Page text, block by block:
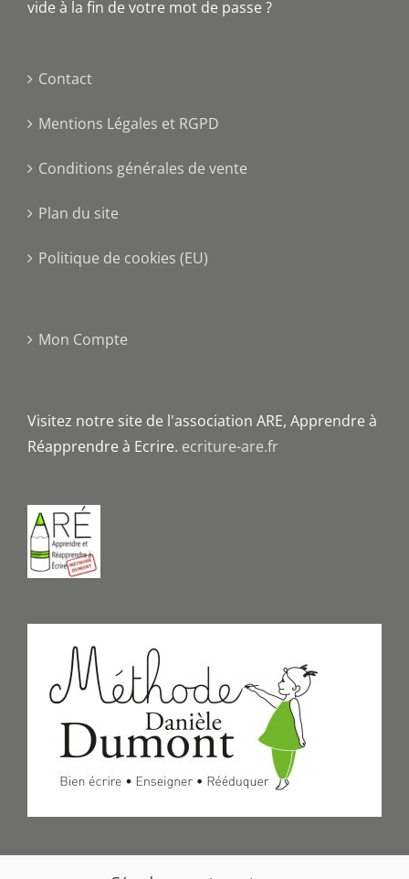
vide à la fin de votre mot de passe ?
Contact
Mentions Légales et RGPD
Conditions générales de vente
Plan du site
Politique de cookies (EU)
Mon Compte
Visitez notre site de l'association ARE, Apprendre à
Réapprendre à Ecrire. ecriture-are.fr